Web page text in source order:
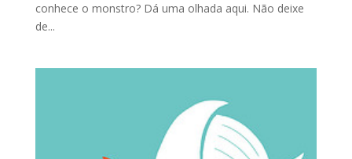
conhece o monstro? Dá uma olhada aqui. Não deixe
de...